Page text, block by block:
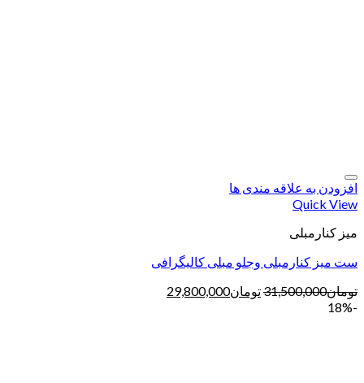
افزودن به علاقه مندی ها
Quick View
میز کنارمبلی
ست میز کنارمبلی وجلو مبلی کالیگرافی
تومان31,500,000تومان29,800,000
-18%